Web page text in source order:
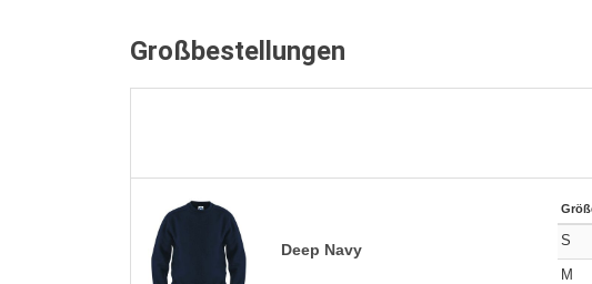
Großbestellungen
Deep Navy
S
M